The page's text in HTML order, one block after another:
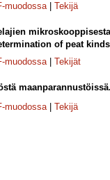
muodossa| Tekijä
of peat
muodossa| Tekijät
maanparannustöissä.
muodossa| Tekijä